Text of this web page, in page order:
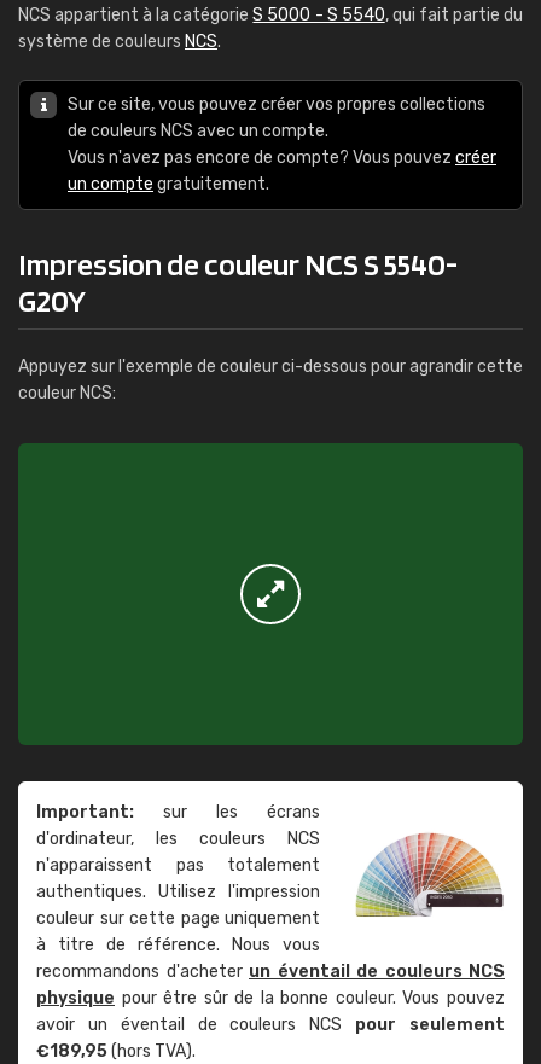
NCS appartient à la catégorieS 5000 - S 5540, qui fait partie du
système de couleurs NCS.
Sur ce site, vous pouvez créer vos propres collections
de couleurs NCS avec un compte.
Vous n'avez pas encore de compte? Vous pouvez créer
un compte gratuitement.
Impression de couleur NCS S 5540-
G20Y
Appuyez sur l'exemple de couleur ci-dessous pour agrandir cette
couleur NCS:
Important: sur les écrans
d'ordinateur, les couleurs NCS
n'apparaissent pas totalement
authentiques. Utilisez l'impression
couleur sur cette page uniquement
à titre de référence. Nous vous
recommandons d'acheter un éventail de couleurs NCS
physique pour être sûr de la bonne couleur. Vous pouvez
avoir un éventail de couleurs NCS pour seulement
€189,95(hors TVA).